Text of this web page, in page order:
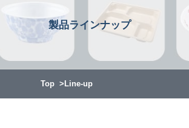
製品ラインナップ
Top Line-up